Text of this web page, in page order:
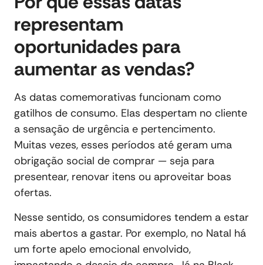
representam
oportunidades para
aumentar as vendas?
As datas comemorativas funcionam como
gatilhos de consumo. Elas despertam no cliente
a sensação de urgência e pertencimento.
Muitas vezes, esses períodos até geram uma
obrigação social de comprar — seja para
presentear, renovar itens ou aproveitar boas
ofertas.
Nesse sentido, os consumidores tendem a estar
mais abertos a gastar. Por exemplo, no Natal há
um forte apelo emocional envolvido,